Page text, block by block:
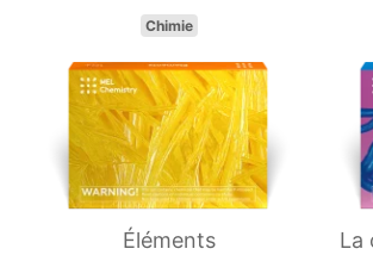
Chimie
Éléments La